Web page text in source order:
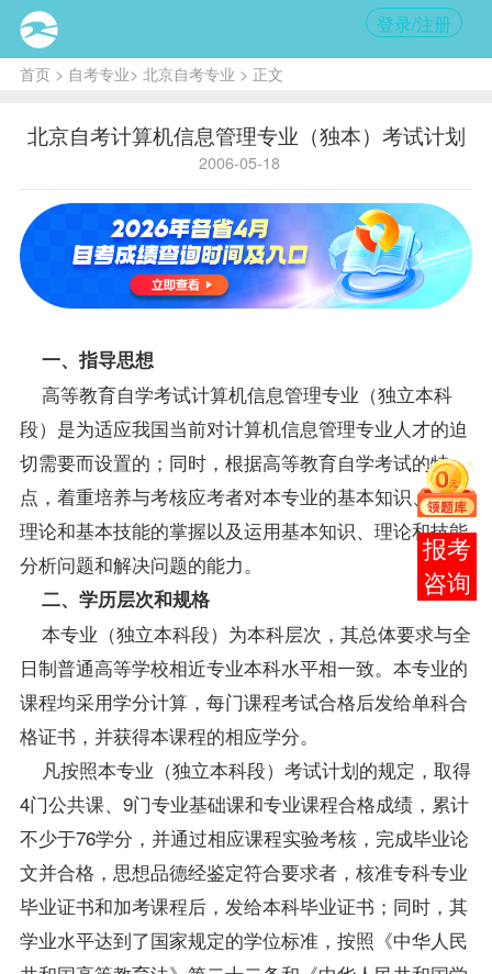
登录/注册
首页> 自考专业> 北京自考专业 > 正文
北京自考计算机信息管理专业（独本）考试计划
2006-05-18
一、指导思想
高等教育自学考试计算机信息管理专业 （独立本科
段）是为适应我国当前对计算机信息管理专业人才的迫
切需要而设置的；同时，根据高等教育自学考试的特
点，着重培养与考核应考者对本专业的基本知识、基础
理论和基本技能的掌握以及运用基本知识、理论和技能
分析问题和解决问题的能力。
二、学历层次和规格
本专业（独立本科段）为本科层次，其总体要求与全
日制普通高等学校相近专业本科水平相一致。本专业的
课程均采用学分计算，每门课程考试合格后发给单科合
格证书，并获得本课程的相应学分。
凡按照本专业（独立本科段）考试计划的规定，取得
4门公共课、9门专业基础课和专业课程合格成绩，累计
不少于76学分，并通过相应课程实验考核，完成毕业论
文并合格，思想品德经鉴定符合要求者，核准专科专业
毕业证书和加考课程后，发给本科毕业证书；同时，其
学业水平达到了国家规定的学位标准，按照《中华人民
报考
咨询